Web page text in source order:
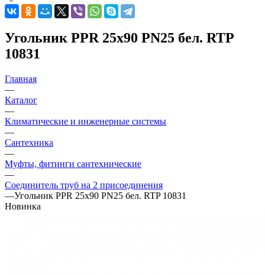
Угольник PPR 25х90 PN25 бел. RTP
10831
Главная
—
Каталог
—
Климатические и инженерные системы
—
Сантехника
—
Муфты, фитинги сантехнические
—
Соединитель труб на 2 присоединения
—Угольник PPR 25х90 PN25 бел. RTP 10831
Новинка